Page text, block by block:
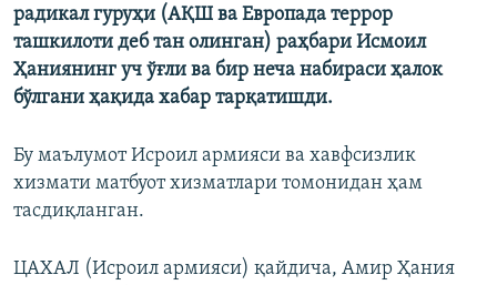
радикал гуруҳи (АҚШ ва Европада террор
ташкилоти деб тан олинган) раҳбари Исмоил
Ҳаниянинг уч ўғли ва бир неча набираси ҳалок
бўлгани ҳақида хабар тарқатишди.
Бу маълумот Исроил армияси ва хавфсизлик
хизмати матбуот хизматлари томонидан ҳам
тасдиқланган.
ЦАХАЛ (Исроил армияси) қайдича, Амир Ҳания